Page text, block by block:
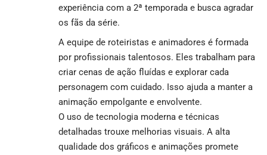
experiência com a 2ª temporada e busca agradar
os fãs da série.
A equipe de roteiristas e animadores é formada
por profissionais talentosos. Eles trabalham para
criar cenas de ação fluídas e explorar cada
personagem com cuidado. Isso ajuda a manter a
animação empolgante e envolvente.
O uso de tecnologia moderna e técnicas
detalhadas trouxe melhorias visuais. A alta
qualidade dos gráficos e animações promete